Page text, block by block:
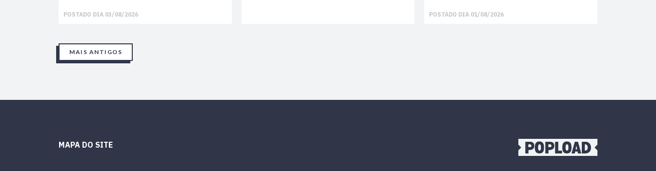
POSTADO DIA 03/08/2026 POSTADO DIA 01/08/2026
MAIS ANTIGOS
MAPA DO SITE